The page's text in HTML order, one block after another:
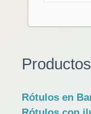
Productos
Rótulos en